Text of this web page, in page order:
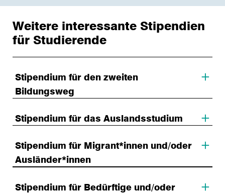
Weitere interessante Stipendien
für Studierende
Stipendium für den zweiten
Bildungsweg
Stipendium für das Auslandsstudium
Stipendium für Migrant*innen und/oder
Ausländer*innen
Stipendium für Bedürftige und/oder